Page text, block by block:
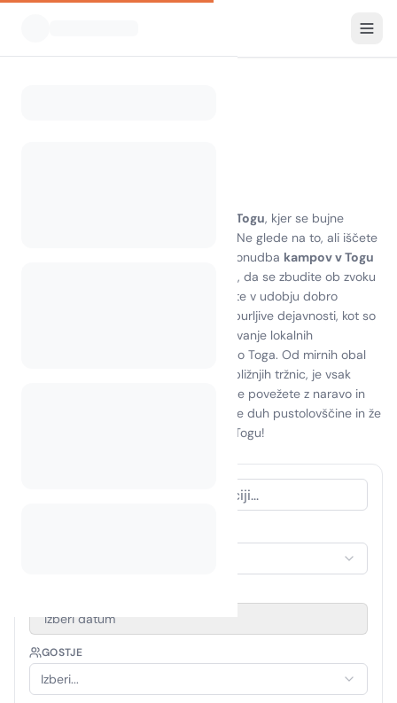
kampiranja v Togu, kjer se bujne
pokrajine srečajo s čudovitimi plažami. Ne glede na to, ali iščete
pustolovščino ali sprostitev, raznolika ponudba kampov v Togu
nudi nekaj za vsakogar. Predstavljajte si, da se zbudite ob zvoku
valov in vonju narave ter obenem uživate v udobju dobro
opremljenih objektov. Vključite se v razburljive dejavnosti, kot so
pohodništvo, opazovanje ptic in raziskovanje lokalnih
znamenitosti, ki razkrivajo bogato kulturo Toga. Od mirnih obal
do živahnih bližnjih tržnic, je vsak
trenutek, preživet tukaj, priložnost, da se povežete z naravo in
ustvarite nepozabne spomine. Sprejmite duh pustolovščine in že
danes načrtujte svoj naslednji oddih v Togu!
Izberi datum
GOSTJE
Izberi...